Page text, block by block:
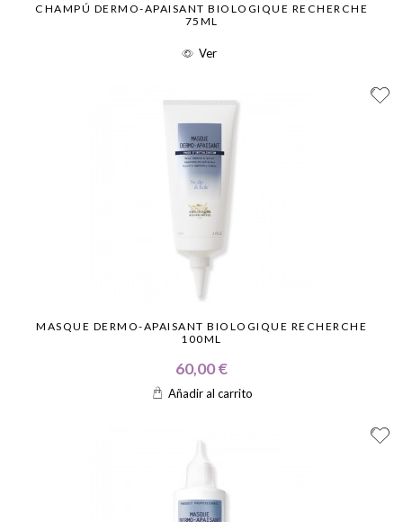
CHAMPÚ DERMO-APAISANT BIOLOGIQUE RECHERCHE
75ML
Ver
MASQUE DERMO-APAISANT BIOLOGIQUE RECHERCHE
100ML
60,00 €
Añadir al carrito